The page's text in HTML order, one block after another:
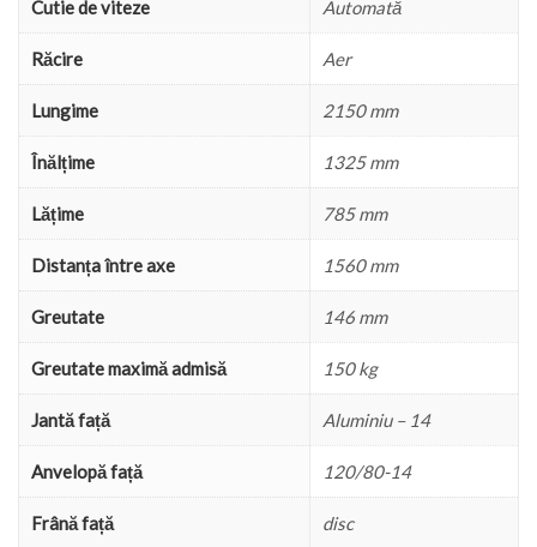
Cutie de viteze Automată
Răcire Aer
Lungime 2150 mm
Înălțime 1325 mm
Lățime 785 mm
Distanța între axe 1560 mm
Greutate 146 mm
Greutate maximă admisă 150 kg
Jantă față Aluminiu – 14
Anvelopă față 120/80-14
Frână față disc